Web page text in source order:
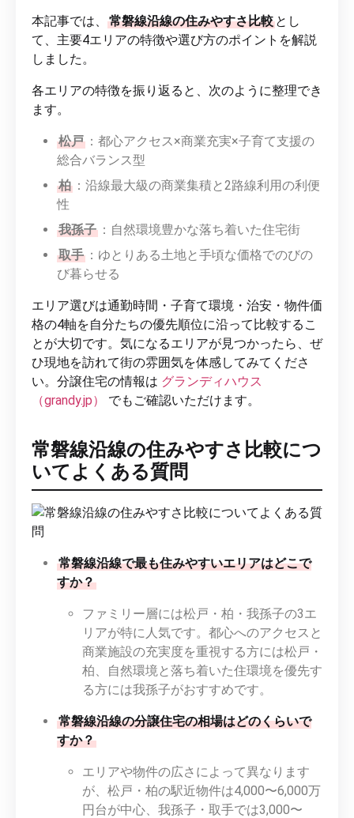
本記事では、 常磐線沿線の住みやすさ比較 とし
て、主要4エリアの特徴や選び方のポイントを解説
しました。
各エリアの特徴を振り返ると、次のように整理でき
ます。
松戸 ：都心アクセス×商業充実×子育て支援の
総合バランス型
柏 ：沿線最大級の商業集積と2路線利用の利便
性
我孫子 ：自然環境豊かな落ち着いた住宅街
取手 ：ゆとりある土地と手頃な価格でのびの
び暮らせる
エリア選びは通勤時間・子育て環境・治安・物件価
格の4軸を自分たちの優先順位に沿って比較するこ
とが大切です。気になるエリアが見つかったら、ぜ
ひ現地を訪れて街の雰囲気を体感してみてくださ
い。分譲住宅の情報は グランディハウス
（grandy.jp）
でもご確認いただけます。
常磐線沿線の住みやすさ比較につ
いてよくある質問
常磐線沿線で最も住みやすいエリアはどこで
すか？
ファミリー層には松戸・柏・我孫子の3エ
リアが特に人気です。都心へのアクセスと
商業施設の充実度を重視する方には松戸・
柏、自然環境と落ち着いた住環境を優先す
る方には我孫子がおすすめです。
常磐線沿線の分譲住宅の相場はどのくらいで
すか？
エリアや物件の広さによって異なります
が、松戸・柏の駅近物件は4,000〜6,000万
円台が中心、我孫子・取手では3,000〜